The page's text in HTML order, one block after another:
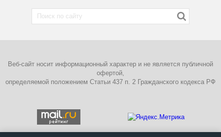
Веб-сайт носит информационный характер и не является публичной
офертой,
определяемой положением Статьи 437 п. 2 Гражданского кодекса РФ